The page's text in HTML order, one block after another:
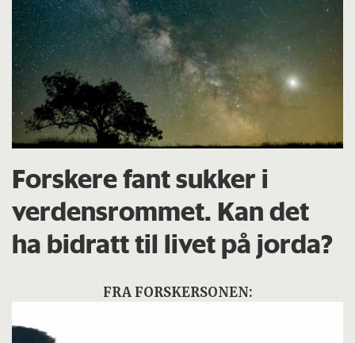
Forskere fant sukker i
verdensrommet. Kan det
ha bidratt til livet på jorda?
FRA FORSKERSONEN: